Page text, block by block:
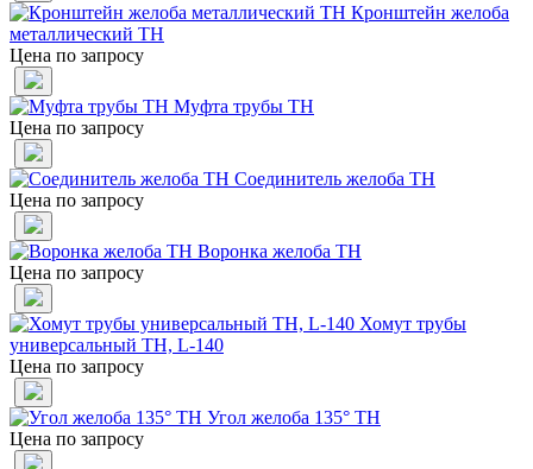
Кронштейн желоба
металлический ТН
Цена по запросу
Муфта трубы ТН
Цена по запросу
Соединитель желоба ТН
Цена по запросу
Воронка желоба ТН
Цена по запросу
Хомут трубы
универсальный ТН, L-140
Цена по запросу
Угол желоба 135° ТН
Цена по запросу